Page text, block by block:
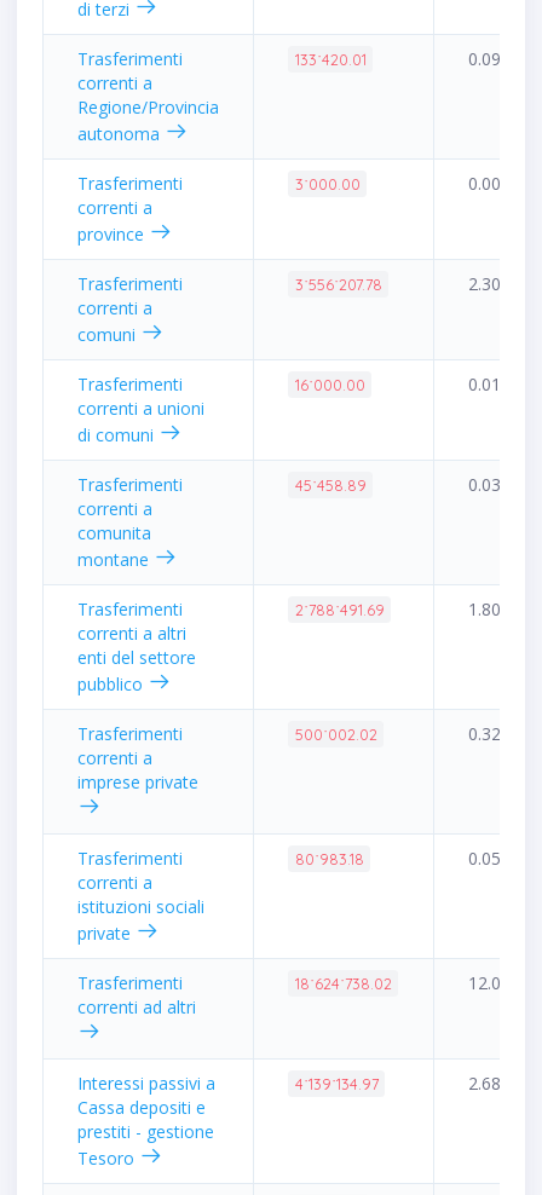
di terzi
Trasferimenti
correnti a
Regione/Provincia
autonoma
133˙420.01 0.09%
Trasferimenti
correnti a
province
3˙000.00 0.00%
Trasferimenti
correnti a
comuni
3˙556˙207.78 2.30%
Trasferimenti
correnti a unioni
di comuni
16˙000.00 0.01%
Trasferimenti
correnti a
comunita
montane
45˙458.89 0.03%
Trasferimenti
correnti a altri
enti del settore
pubblico
2˙788˙491.69 1.80%
Trasferimenti
correnti a
imprese private
500˙002.02 0.32%
Trasferimenti
correnti a
istituzioni sociali
private
80˙983.18 0.05%
Trasferimenti
correnti ad altri
18˙624˙738.02 12.06%
Interessi passivi a
Cassa depositi e
prestiti - gestione
Tesoro
4˙139˙134.97 2.68%